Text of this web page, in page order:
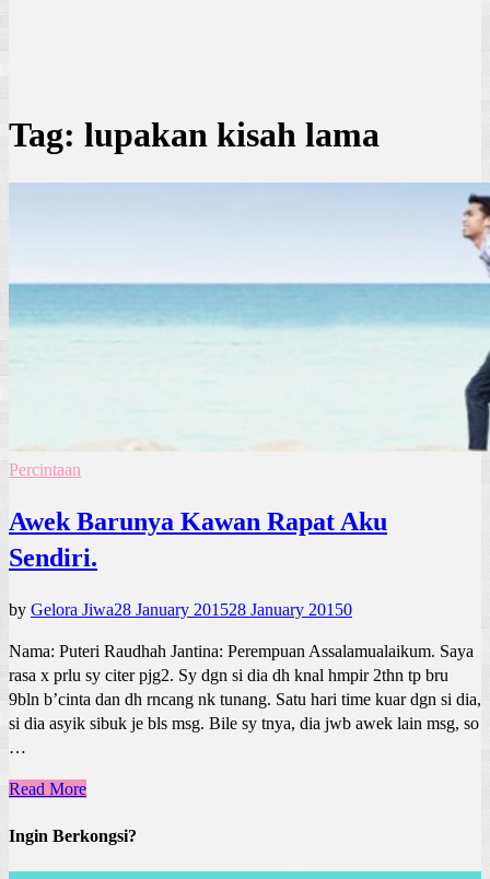
Tag: lupakan kisah lama
Percintaan
Awek Barunya Kawan Rapat Aku
Sendiri.
by Gelora Jiwa28 January 201528 January 20150
Nama: Puteri Raudhah Jantina: Perempuan Assalamualaikum. Saya
rasa x prlu sy citer pjg2. Sy dgn si dia dh knal hmpir 2thn tp bru
9bln b’cinta dan dh rncang nk tunang. Satu hari time kuar dgn si dia,
si dia asyik sibuk je bls msg. Bile sy tnya, dia jwb awek lain msg, so
…
Read More
Ingin Berkongsi?